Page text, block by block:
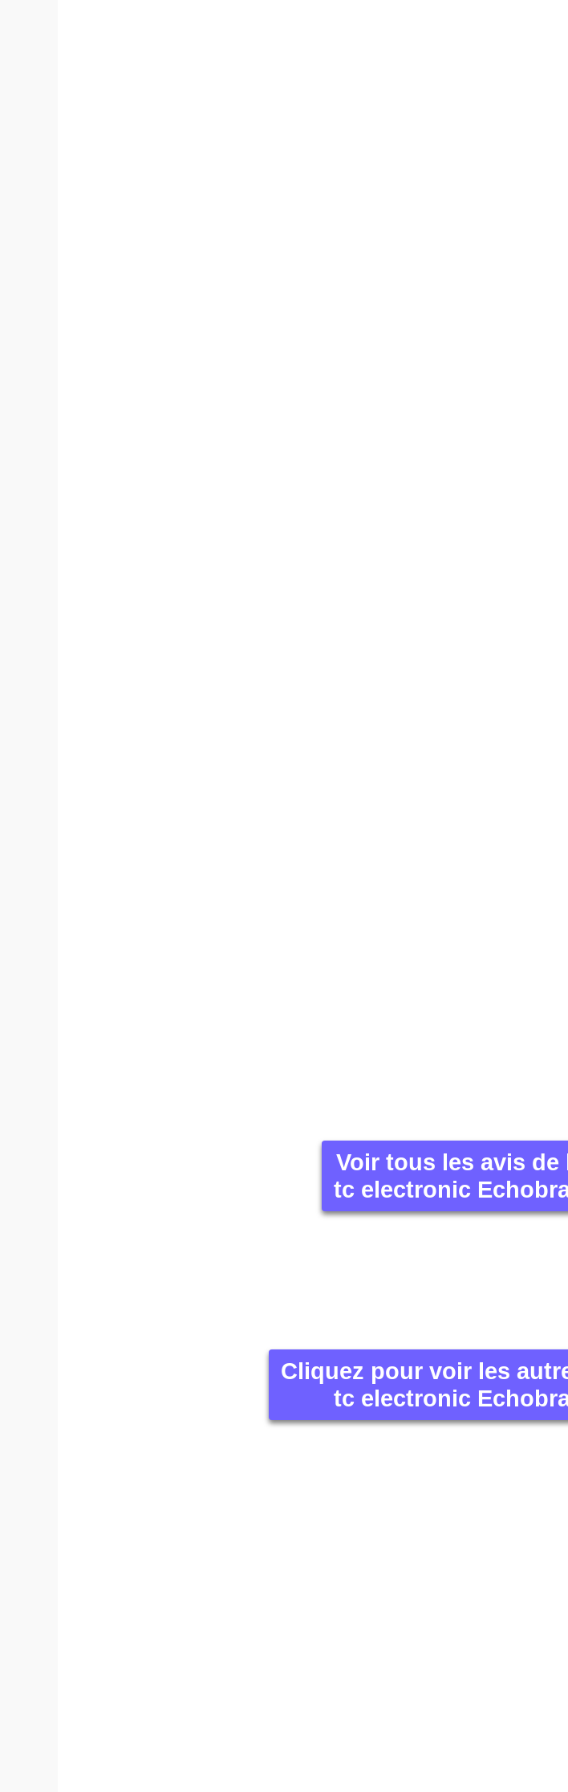
Voir tous les avis de
tc electronic
Cliquez pour voir les
tc electronic